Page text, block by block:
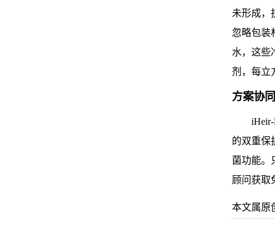
未形成，
忽略包装
水，这些
剂，每立
方案协
的双重保
菌功能。
顾问获取
本文属原